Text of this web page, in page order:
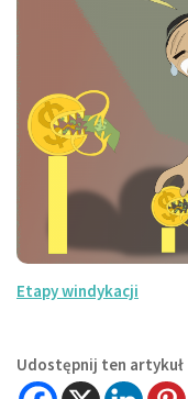
Etapy windykacji
Udostępnij ten artykuł